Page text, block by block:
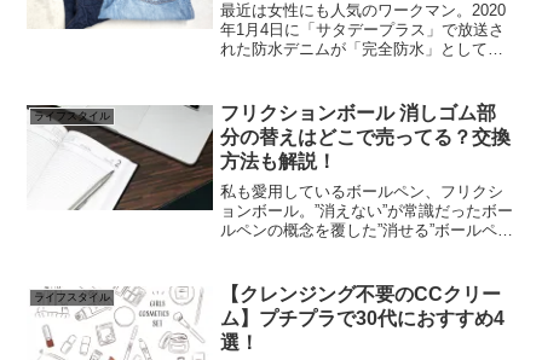
最近は女性にも人気のワークマン。2020
年1月4日に「サタデープラス」で放送さ
れた防水デニムが「完全防水」として
の価格は？ワークマンではこれまで、ワ
ークマンプラス...
ライフスタイル
フリクションボール 消しゴム部
分の替えはどこで売ってる？交換
方法も解説！
私も愛用しているボールペン、フリクシ
ョンボール。”消えない”が常識だったボー
ルペンの概念を覆した”消せる”ボールペ
分が削れてしまうことも。そうなると消
しづらくなったり、...
ライフスタイル
【クレンジング不要のCCクリー
ム】プチプラで30代におすすめ4
選！